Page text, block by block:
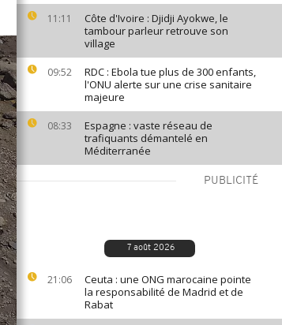
11:11
Côte d'Ivoire : Djidji Ayokwe, le
tambour parleur retrouve son
village
09:52
RDC : Ebola tue plus de 300 enfants,
l'ONU alerte sur une crise sanitaire
majeure
08:33
Espagne : vaste réseau de
trafiquants démantelé en
Méditerranée
PUBLICITÉ
7 août 2026
21:06
Ceuta : une ONG marocaine pointe
la responsabilité de Madrid et de
Rabat